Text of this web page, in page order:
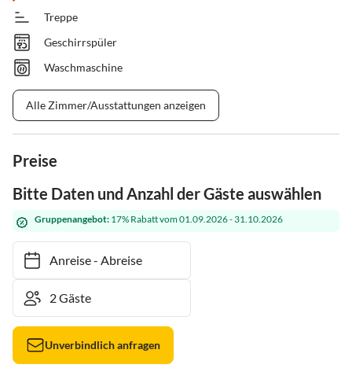
Treppe
Geschirrspüler
Waschmaschine
Alle Zimmer/Ausstattungen anzeigen
Preise
Bitte Daten und Anzahl der Gäste auswählen
Gruppenangebot: 17% Rabatt vom 01.09.2026 - 31.10.2026
Anreise- Abreise
Unverbindlich anfragen